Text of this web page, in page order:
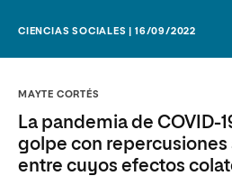
CIENCIAS SOCIALES | 16/09/2022
MAYTE CORTÉS
La pandemia de COVID-
golpe con repercusiones
entre cuyos efectos